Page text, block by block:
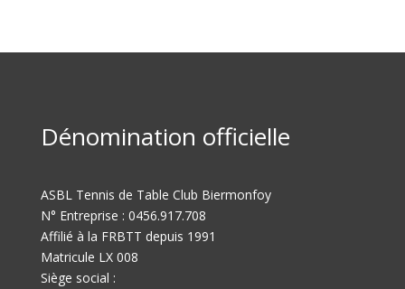
Dénomination officielle
ASBL Tennis de Table Club Biermonfoy
N° Entreprise : 0456.917.708
Affilié à la FRBTT depuis 1991
Matricule LX 008
Siège social :